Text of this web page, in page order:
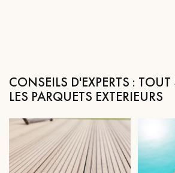
Obtenez un devis
CONSEILS D'EXPERTS :
LES PARQUETS EXTERIEURS